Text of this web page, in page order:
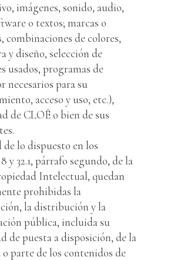
imágenes, sonido, audio,
o textos; marcas o
combinaciones de colores,
y diseño, selección de
usados, programas de
necesarios para su
acceso y uso, etc.),
de CLOÊ o bien de sus
lo dispuesto en los
y 32.1, párrafo segundo, de la
Intelectual, quedan
prohibidas la
la distribución y la
pública, incluida su
de puesta a disposición, de la
parte de los contenidos de